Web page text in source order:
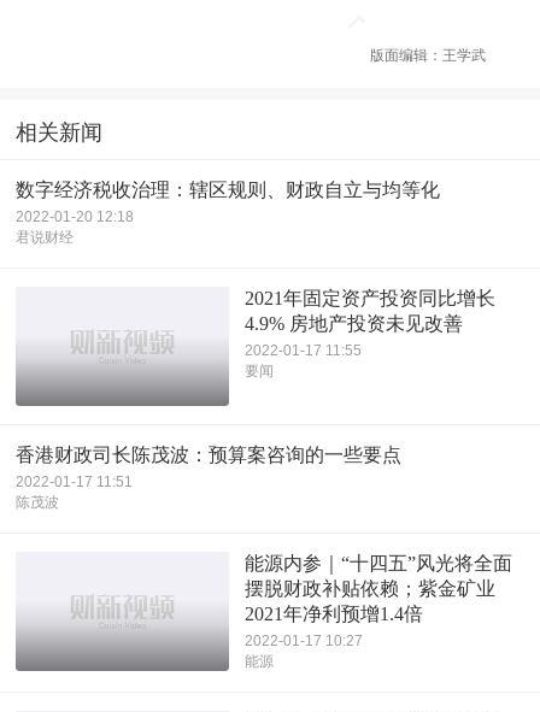
版面编辑：王学武
相关新闻
数字经济税收治理：辖区规则、财政自立与均等化
2022-01-20 12:18
君说财经
2021年固定资产投资同比增长
4.9% 房地产投资未见改善
2022-01-17 11:55
要闻
香港财政司长陈茂波：预算案咨询的一些要点
2022-01-17 11:51
陈茂波
能源内参｜“十四五”风光将全面
摆脱财政补贴依赖；紫金矿业
2021年净利预增1.4倍
2022-01-17 10:27
能源